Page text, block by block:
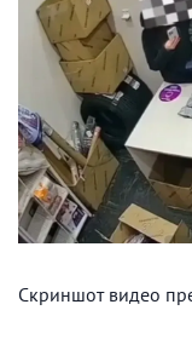
Скриншот видео